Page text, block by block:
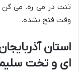
تنت در می ره. می گن
وقت فتح نشده.
استان
ای و تخت